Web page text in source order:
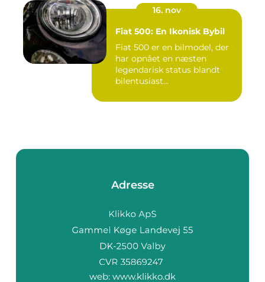
16. nov
Fiat 500: En Ikonisk Bybil
Fiat 500 er en bilmodel, der
har opnået en næsten
legendarisk status blandt
bilentusiast...
Adresse
web: www.klikko.dk